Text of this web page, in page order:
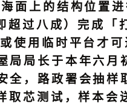
上的结构位置进
过八成）完成「
使用临时平台才
局长于本年六
，路政署会抽
芯测试，样本会